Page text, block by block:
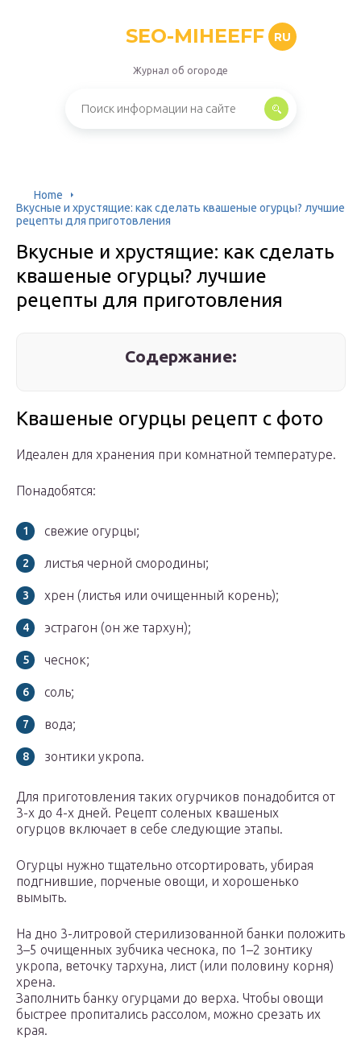
SEO-MIHEEFF RU
Журнал об огороде
Home
Вкусные и хрустящие: как сделать квашеные огурцы? лучшие
рецепты для приготовления
Вкусные и хрустящие: как сделать
квашеные огурцы? лучшие
рецепты для приготовления
Содержание:
Квашеные огурцы рецепт с фото
Идеален для хранения при комнатной температуре.
Понадобятся:
свежие огурцы;
листья черной смородины;
хрен (листья или очищенный корень);
эстрагон (он же тархун);
чеснок;
соль;
вода;
зонтики укропа.
Для приготовления таких огурчиков понадобится от
3-х до 4-х дней. Рецепт соленых квашеных
огурцов включает в себе следующие этапы.
Огурцы нужно тщательно отсортировать, убирая
подгнившие, порченые овощи, и хорошенько
вымыть.
На дно 3-литровой стерилизованной банки положить
3–5 очищенных зубчика чеснока, по 1–2 зонтику
укропа, веточку тархуна, лист (или половину корня)
хрена.
Заполнить банку огурцами до верха. Чтобы овощи
быстрее пропитались рассолом, можно срезать их
края.